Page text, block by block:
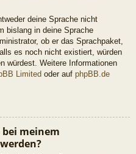
deine Sprache nicht
bislang in deine Sprache
ob er das Sprachpaket,
es noch nicht existiert, würden
würdest. Weitere Informationen
Limited oder auf phpBB.de
meinem